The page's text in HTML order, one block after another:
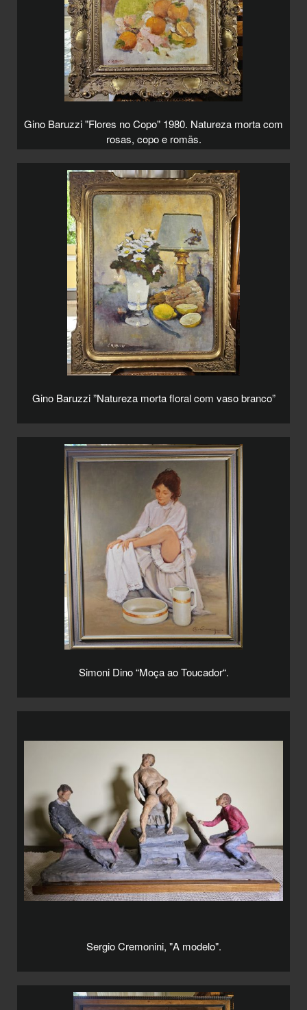
Gino Baruzzi "Flores no Copo" 1980. Natureza morta com
rosas, copo e romãs.
Gino Baruzzi ”Natureza morta floral com vaso branco”
Simoni Dino “Moça ao Toucador“.
Sergio Cremonini, "A modelo".